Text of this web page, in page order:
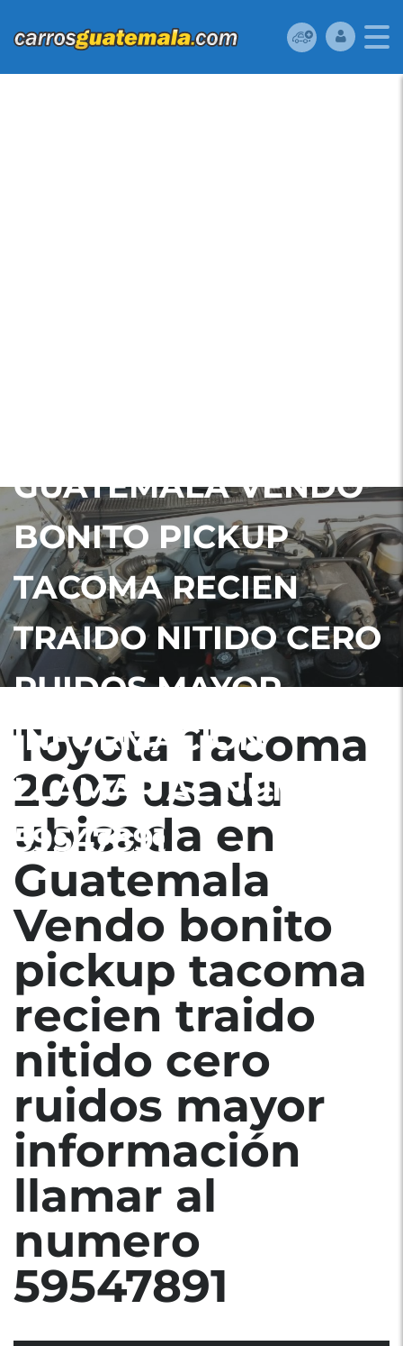
GUATEMALA VENDO
BONITO PICKUP
TACOMA RECIEN
TRAIDO NITIDO CERO
RUIDOS MAYOR
INFORMACIÓN
LLAMAR AL NUMERO
59547891
Toyota Tacoma
2003 usada
ubicada en
Guatemala
Vendo bonito
pickup tacoma
recien traido
nitido cero
ruidos mayor
información
llamar al
numero
59547891